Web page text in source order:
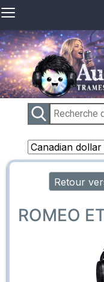
≡
Retour
ROMEO